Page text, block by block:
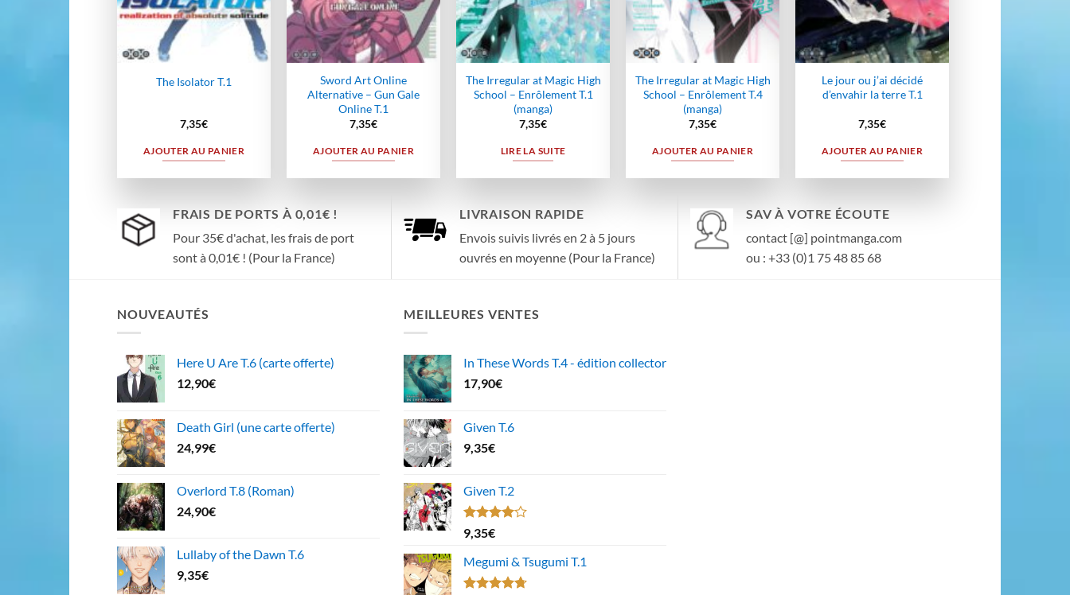
The Isolator T.1
7,35€
AJOUTER AU PANIER
Sword Art Online
Alternative – Gun Gale
Online T.1
7,35€
AJOUTER AU PANIER
The Irregular at Magic High
School – Enrôlement T.1
(manga)
7,35€
LIRE LA SUITE
The Irregular at Magic High
School – Enrôlement T.4
(manga)
7,35€
AJOUTER AU PANIER
Le jour ou j’ai décidé
d’envahir la terre T.1
7,35€
AJOUTER AU PANIER
FRAIS DE PORTS À 0,01€ !
Pour 35€ d'achat, les frais de port
sont à 0,01€ ! (Pour la France)
LIVRAISON RAPIDE
Envois suivis livrés en 2 à 5 jours
ouvrés en moyenne (Pour la France)
SAV À VOTRE ÉCOUTE
contact [@] pointmanga.com
ou : +33 (0)1 75 48 85 68
NOUVEAUTÉS
Here U Are T.6 (carte offerte)
12,90€
Death Girl (une carte offerte)
24,99€
Overlord T.8 (Roman)
24,90€
Lullaby of the Dawn T.6
9,35€
MEILLEURES VENTES
In These Words T.4 - édition collector
17,90€
Given T.6
9,35€
Given T.2
Note
4.00
5
9,35€
Megumi & Tsugumi T.1